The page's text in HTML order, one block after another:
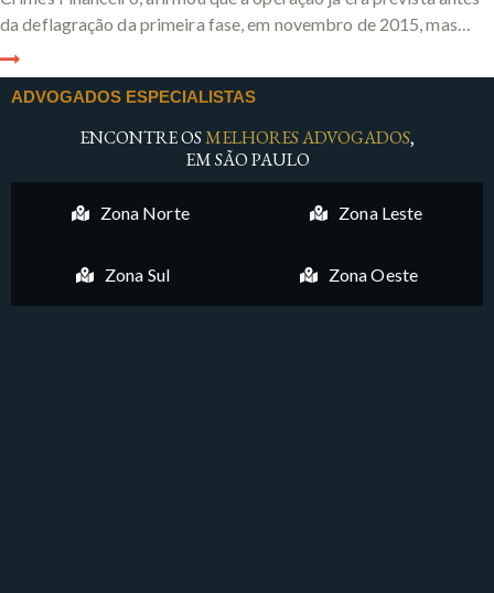
da deflagração da primeira fase, em novembro de 2015, mas…
ADVOGADOS ESPECIALISTAS
ENCONTRE OSMELHORES ADVOGADOS,
EM SÃO PAULO
Zona Norte Zona Leste
Zona Sul Zona Oeste